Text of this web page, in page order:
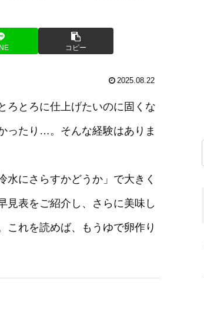
コピー
2025.08.22
ろとろに仕上げたいのに固くな
ったり…。そんな経験はありま
にさらすかどうか」で大きく
見表をご紹介し、さらに美味し
これを読めば、もうゆで卵作り